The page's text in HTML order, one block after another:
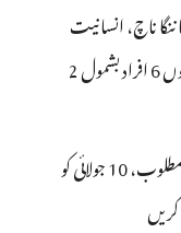
ناچ، انسانیت
شرمسار ، پو کسو کیس کے ملزم راجکمار کے ہاتھوں 6 افراد بشمول 2
اپولو فارمیسی میں ملازمتوں کے لیے درخواستیں مطلوب، 10 جولائی کو
کریں